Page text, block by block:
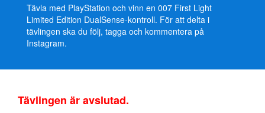
Tävla med PlayStation och vinn en 007 First Light
Limited Edition DualSense-kontroll. För att delta i
tävlingen ska du följ, tagga och kommentera på
Instagram.
Tävlingen är avslutad.